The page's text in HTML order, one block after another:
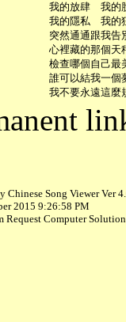
我的放肆　我的
我的隱私　我的
突然通通跟我告
心裡藏的那個天
檢查哪個自己最
誰可以結我一個
Chinese Song Viewer Ver
2015 9:26:58 PM
Request Computer Solution